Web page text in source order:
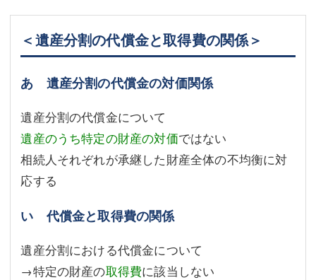
＜遺産分割の代償金と取得費の関係＞
あ 遺産分割の代償金の対価関係
遺産分割の代償金について
遺産のうち特定の財産の対価ではない
相続人それぞれが承継した財産全体の不均衡に対
応する
い 代償金と取得費の関係
遺産分割における代償金について
→特定の財産の取得費に該当しない